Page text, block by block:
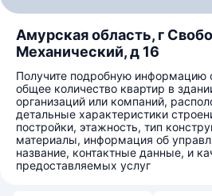
Амурская область, г
Механический, д 16
Получите подробную информацию
общее количество квартир в
организаций или компаний,
детальные характеристики
постройки, этажность, тип
материалы, информация об
название, контактные данные, и
предоставляемых услуг